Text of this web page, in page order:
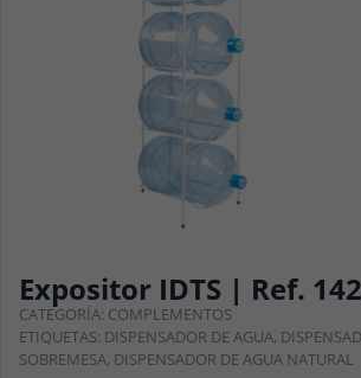
Expositor IDTS | Ref.
CATEGORÍA: COMPLEMENTOS
ETIQUETAS: DISPENSADOR DE AGUA,
SOBREMESA, DISPENSADOR DE AGUA NATURAL